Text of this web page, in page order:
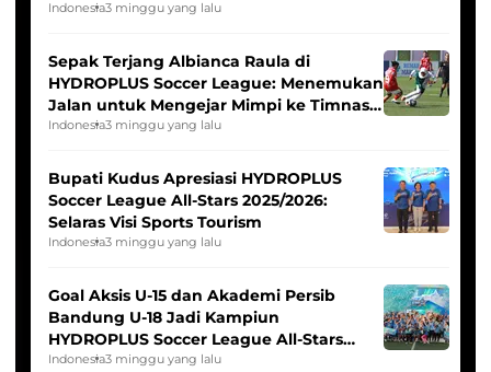
Seleksi Timnas Indonesia Putri
Indonesia3 minggu yang lalu
Sepak Terjang Albianca Raula di
HYDROPLUS Soccer League: Menemukan
Jalan untuk Mengejar Mimpi ke Timnas
Indonesia Putri
Indonesia3 minggu yang lalu
Bupati Kudus Apresiasi HYDROPLUS
Soccer League All-Stars 2025/2026:
Selaras Visi Sports Tourism
Indonesia3 minggu yang lalu
Goal Aksis U-15 dan Akademi Persib
Bandung U-18 Jadi Kampiun
HYDROPLUS Soccer League All-Stars
2025/2026
Indonesia3 minggu yang lalu